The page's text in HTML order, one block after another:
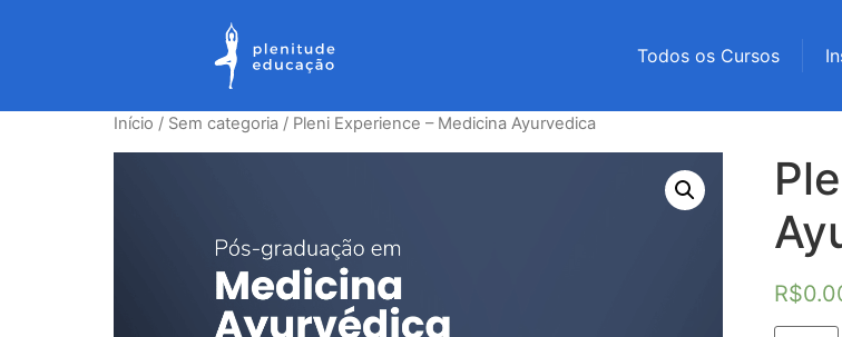
Todos os Cursos
Início / Sem categoria / Pleni Experience – Medicina Ayurvedica
R$